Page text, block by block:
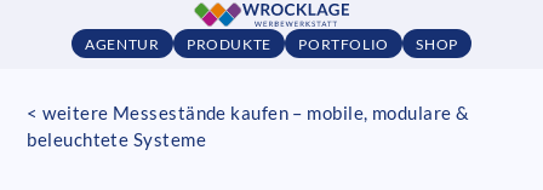
AGENTUR PRODUKTE PORTFOLIO SHOP
< weitere Messestände kaufen – mobile, modulare &
beleuchtete Systeme